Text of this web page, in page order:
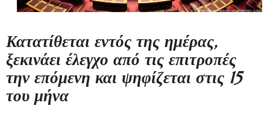
Κατατίθεται εντός της ημέρας,
ξεκινάει έλεγχο από τις επιτροπές
την επόμενη και ψηφίζεται στις 15
του μήνα